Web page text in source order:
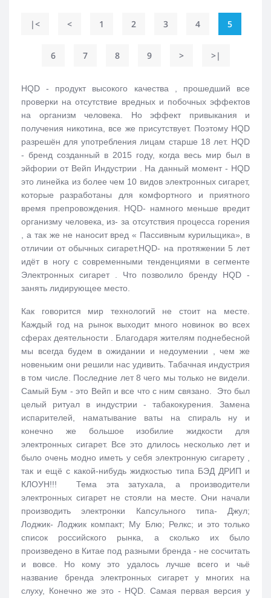
|< < 1 2 3 4 5
6 7 8 9 > >|
HQD - продукт высокого качества , прошедший все
проверки на отсутствие вредных и побочных эффектов
на организм человека. Но эффект привыкания и
получения никотина, все же присутствует. Поэтому HQD
разрешён для употребления лицам старше 18 лет. HQD
- бренд созданный в 2015 году, когда весь мир был в
эйфории от Вейп Индустрии . На данный момент - HQD
это линейка из более чем 10 видов электронных сигарет,
которые разработаны для комфортного и приятного
время препровождения. HQD- намного меньше вредит
организму человека, из- за отсутствия процесса горения
, а так же не наносит вред « Пассивным курильщика», в
отличии от обычных сигарет.HQD- на протяжении 5 лет
идёт в ногу с современными тенденциями в сегменте
Электронных сигарет . Что позволило бренду HQD -
занять лидирующее место.
Как говорится мир технологий не стоит на месте.
Каждый год на рынок выходит много новинок во всех
сферах деятельности . Благодаря жителям поднебесной
мы всегда будем в ожидании и недоумении , чем же
новеньким они решили нас удивить. Табачная индустрия
в том числе. Последние лет 8 чего мы только не видели.
Самый Бум - это Вейп и все что с ним связано. Это был
целый ритуал в индустрии - табакокурения. Замена
испарителей, наматывание ваты на спираль ну и
конечно же большое изобилие жидкости для
электронных сигарет. Все это длилось несколько лет и
было очень модно иметь у себя электронную сигарету ,
так и ещё с какой-нибудь жидкостью типа БЭД ДРИП и
КЛОУН!!! Тема эта затухала, а производители
электронных сигарет не стояли на месте. Они начали
производить электронки Капсульного типа- Джул;
Лоджик- Лоджик компакт; Му Блю; Релкс; и это только
список российского рынка, а сколько их было
произведено в Китае под разными бренда - не сосчитать
и вовсе. Но кому это удалось лучше всего и чьё
название бренда электронных сигарет у многих на
слуху, Конечно же это - HQD. Самая первая версия у